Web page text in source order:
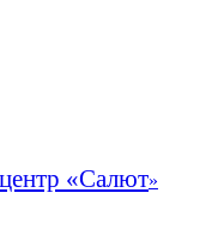
«Салют»